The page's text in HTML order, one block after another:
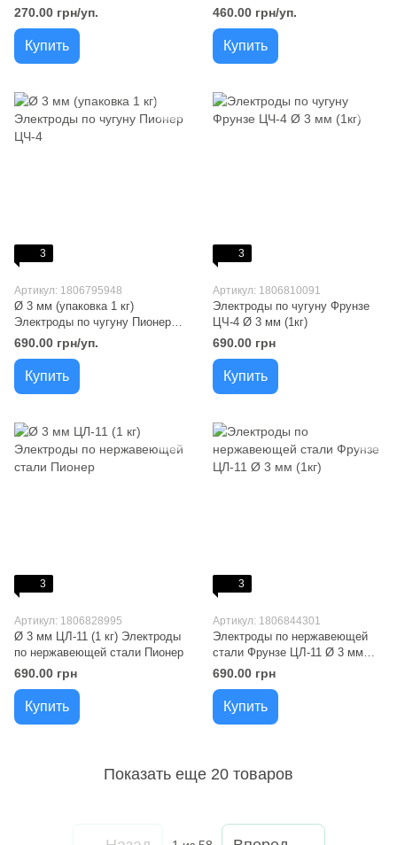
270.00 грн/уп.
Купить
460.00 грн/уп.
Купить
3
Артикул: 1806795948
Ø 3 мм (упаковка 1 кг)
Электроды по чугуну Пионер
ЦЧ-4
690.00 грн/уп.
Купить
3
Артикул: 1806810091
Электроды по чугуну Фрунзе
ЦЧ-4 Ø 3 мм (1кг)
690.00 грн
Купить
3
Артикул: 1806828995
Ø 3 мм ЦЛ-11 (1 кг) Электроды
по нержавеющей стали Пионер
690.00 грн
Купить
3
Артикул: 1806844301
Электроды по нержавеющей
стали Фрунзе ЦЛ-11 Ø 3 мм
(1кг)
690.00 грн
Купить
Показать еще 20 товаров